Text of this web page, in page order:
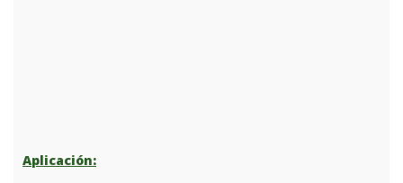
Aplicación: